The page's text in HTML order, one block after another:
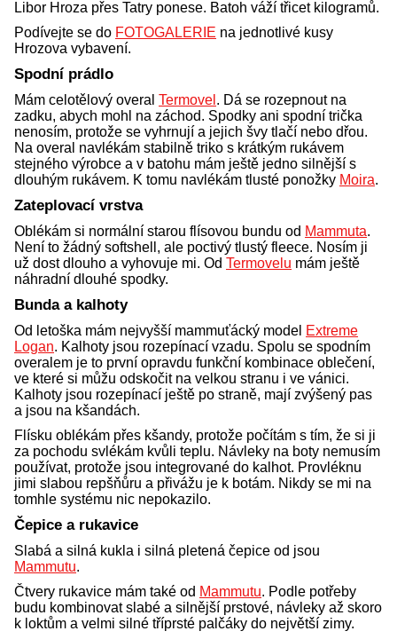
Libor Hroza přes Tatry ponese. Batoh váží třicet kilogramů.
Podívejte se do FOTOGALERIE na jednotlivé kusy
Hrozova vybavení.
Spodní prádlo
Mám celotělový overal Termovel . Dá se rozepnout na
zadku, abych mohl na záchod. Spodky ani spodní trička
nenosím, protože se vyhrnují a jejich švy tlačí nebo dřou.
Na overal navlékám stabilně triko s krátkým rukávem
stejného výrobce a v batohu mám ještě jedno silnější s
dlouhým rukávem. K tomu navlékám tlusté ponožky Moira.
Zateplovací vrstva
Oblékám si normální starou flísovou bundu od Mammuta.
Není to žádný softshell, ale poctivý tlustý fleece. Nosím ji
už dost dlouho a vyhovuje mi. Od Termovelu mám ještě
náhradní dlouhé spodky.
Bunda a kalhoty
Od letoška mám nejvyšší mammuťácký model Extreme
Logan. Kalhoty jsou rozepínací vzadu. Spolu se spodním
overalem je to první opravdu funkční kombinace oblečení,
ve které si můžu odskočit na velkou stranu i ve vánici.
Kalhoty jsou rozepínací ještě po straně, mají zvýšený pas
a jsou na kšandách.
Flísku oblékám přes kšandy, protože počítám s tím, že si ji
za pochodu svlékám kvůli teplu. Návleky na boty nemusím
používat, protože jsou integrované do kalhot. Provléknu
jimi slabou repšňůru a přivážu je k botám. Nikdy se mi na
tomhle systému nic nepokazilo.
Čepice a rukavice
Slabá a silná kukla i silná pletená čepice od jsou
Mammutu.
Čtvery rukavice mám také od Mammutu. Podle potřeby
budu kombinovat slabé a silnější prstové, návleky až skoro
k loktům a velmi silné tříprsté palčáky do největší zimy.